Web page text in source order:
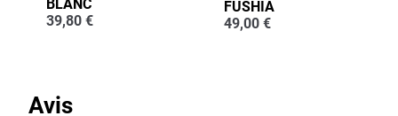
BLANC
39,80 €
FUSHIA
49,00 €
Avis